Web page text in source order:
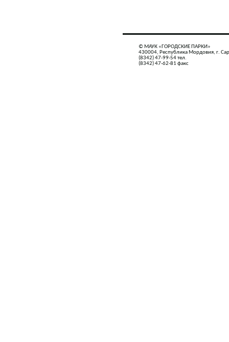
© МАУК «ГОРОДСКИЕ ПАРКИ»
430004, Республика Мордовия, г.
(8342) 47-99-54 тел.
(8342) 47-62-81 факс